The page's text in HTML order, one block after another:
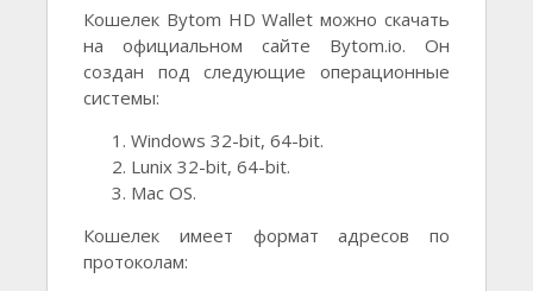
Кошелек Bytom HD Wallet можно скачать
на официальном сайте Bytom.io. Он
создан под следующие операционные
системы:
Windows 32-bit, 64-bit.
Lunix 32-bit, 64-bit.
Mac OS.
Кошелек имеет формат адресов по
протоколам: